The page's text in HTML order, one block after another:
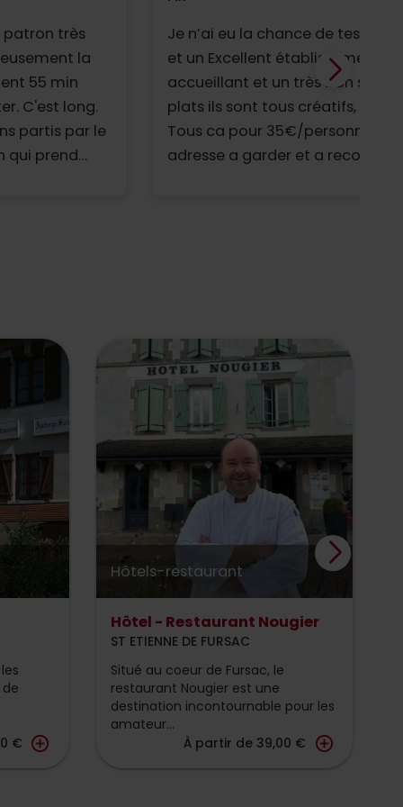
Je n’ai eu la chance de tester
et un Excellent établissement
accueillant et un très bon
plats ils sont tous créatifs,
Tous ca pour 35€/personne
adresse a garder et a
€ add_circle_outline
Hôtels-restaurant
Hôtel - Restaurant Nougier
ST ETIENNE DE FURSAC
Situé au coeur de Fursac, le
restaurant Nougier est une
destination incontournable pour les
amateur...
À partir de 39,00 € add_circle_outline